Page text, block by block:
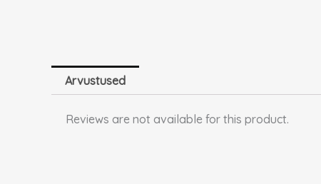
Arvustused
Reviews are not available for this product.